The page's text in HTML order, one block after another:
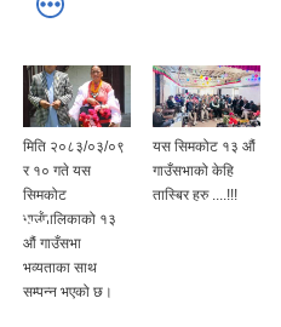
मिति २०८३/०३/०९
र १० गते यस
सिमकोट
गाउँपालिकाको १३
औं गाउँसभा
भव्यताका साथ
सम्पन्न भएको छ।
यस सिमकोट १३ औं
गाउँसभाको केहि
तास्बिर हरु ....!!!